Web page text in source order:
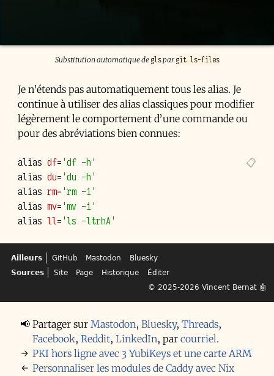
Substitution automatique de glspar git ls-files
Je n’étends pas automatiquement tous les alias. Je
continue à utiliser des alias classiques pour modifier
légèrement le comportement d’une commande ou
pour des abréviations bien connues:
alias df='df -h'
alias du='du -h'
alias rm='rm -i'
alias mv='mv -i'
alias ll='ls -ltrhA'
Ailleurs GitHub Mastodon
Bluesky
Sources
Site Page Historique
Éditer
© 2025-2026 Vincent Bernat 🤖
📢 Partager sur Mastodon, Bluesky, Threads,
Facebook, Reddit, LinkedIn, par courriel.
→ PKI hors ligne avec 3 YubiKeys et une carte ARM
← Personnaliser les modules de Caddy avec Nix